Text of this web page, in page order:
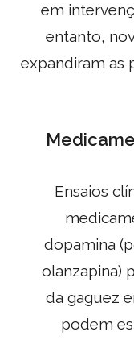
em
entanto,
expandiram as
Ensaios
dopamina
olanzapina)
da gaguez
podem